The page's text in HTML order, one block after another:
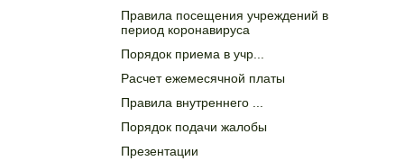
Правила посещения учреждений в
период коронавируса
Порядок приема в учр...
Расчет ежемесячной платы
Правила внутреннего ...
Порядок подачи жалобы
Презентации